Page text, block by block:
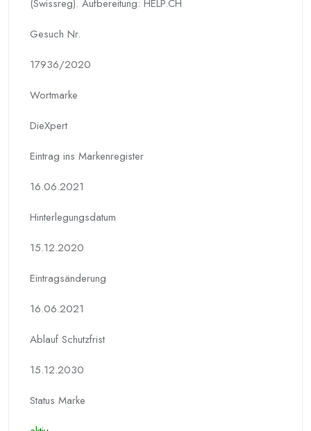
(Swissreg). Aufbereitung: HELP.CH
Gesuch Nr.
17936/2020
Wortmarke
DieXpert
Eintrag ins Markenregister
16.06.2021
Hinterlegungs­datum
15.12.2020
Eintragsänderung
16.06.2021
Ablauf Schutzfrist
15.12.2030
Status Marke